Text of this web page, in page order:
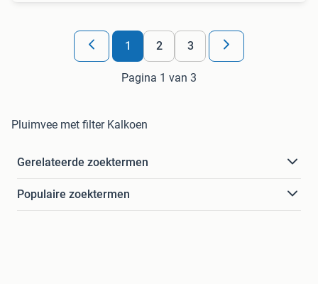
1 2 3
Pagina 1 van 3
Pluimvee met filter Kalkoen
Gerelateerde zoektermen
Populaire zoektermen